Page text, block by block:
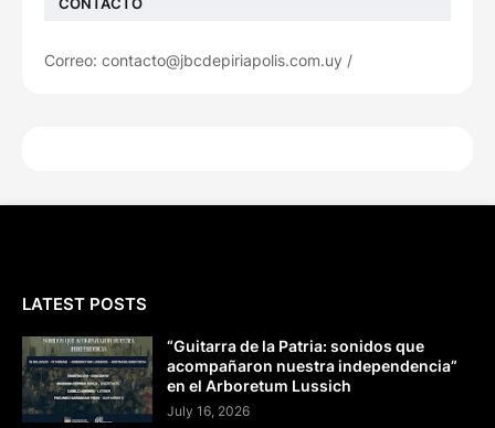
Correo: contacto@jbcdepiriapolis.com.uy /
LATEST POSTS
“Guitarra de la Patria: sonidos que
acompañaron nuestra independencia”
en el Arboretum Lussich
July 16, 2026